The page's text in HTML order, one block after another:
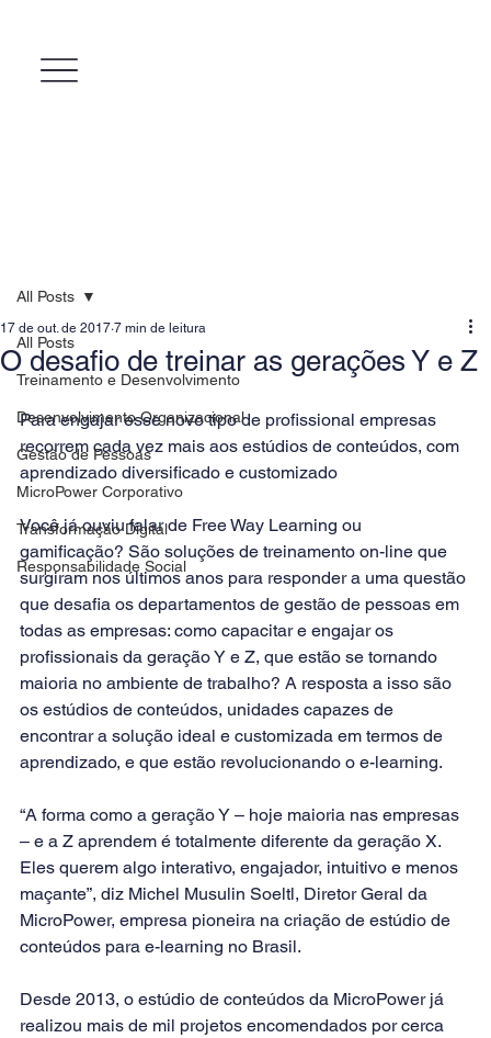
All Posts
Treinamento e Desenvolvimento
Desenvolvimento Organizacional
Gestão de Pessoas
MicroPower Corporativo
Transformação Digital
Responsabilidade Social
All Posts
O desafio de treinar as gerações Y e Z
17 de out. de 2017 7 min de leitura
Para engajar esse novo tipo de profissional empresas
recorrem cada vez mais aos estúdios de conteúdos, com
aprendizado diversificado e customizado
Você já ouviu falar de Free Way Learning ou
gamificação? São soluções de treinamento on-line que
surgiram nos últimos anos para responder a uma questão
que desafia os departamentos de gestão de pessoas em
todas as empresas: como capacitar e engajar os
profissionais da geração Y e Z, que estão se tornando
maioria no ambiente de trabalho? A resposta a isso são
os estúdios de conteúdos, unidades capazes de
encontrar a solução ideal e customizada em termos de
aprendizado, e que estão revolucionando o e-learning.
“A forma como a geração Y – hoje maioria nas empresas
– e a Z aprendem é totalmente diferente da geração X.
Eles querem algo interativo, engajador, intuitivo e menos
maçante”, diz Michel Musulin Soeltl, Diretor Geral da
MicroPower, empresa pioneira na criação de estúdio de
conteúdos para e-learning no Brasil.
Desde 2013, o estúdio de conteúdos da MicroPower já
realizou mais de mil projetos encomendados por cerca